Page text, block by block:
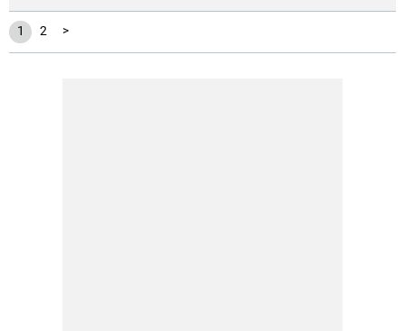
1 2 >